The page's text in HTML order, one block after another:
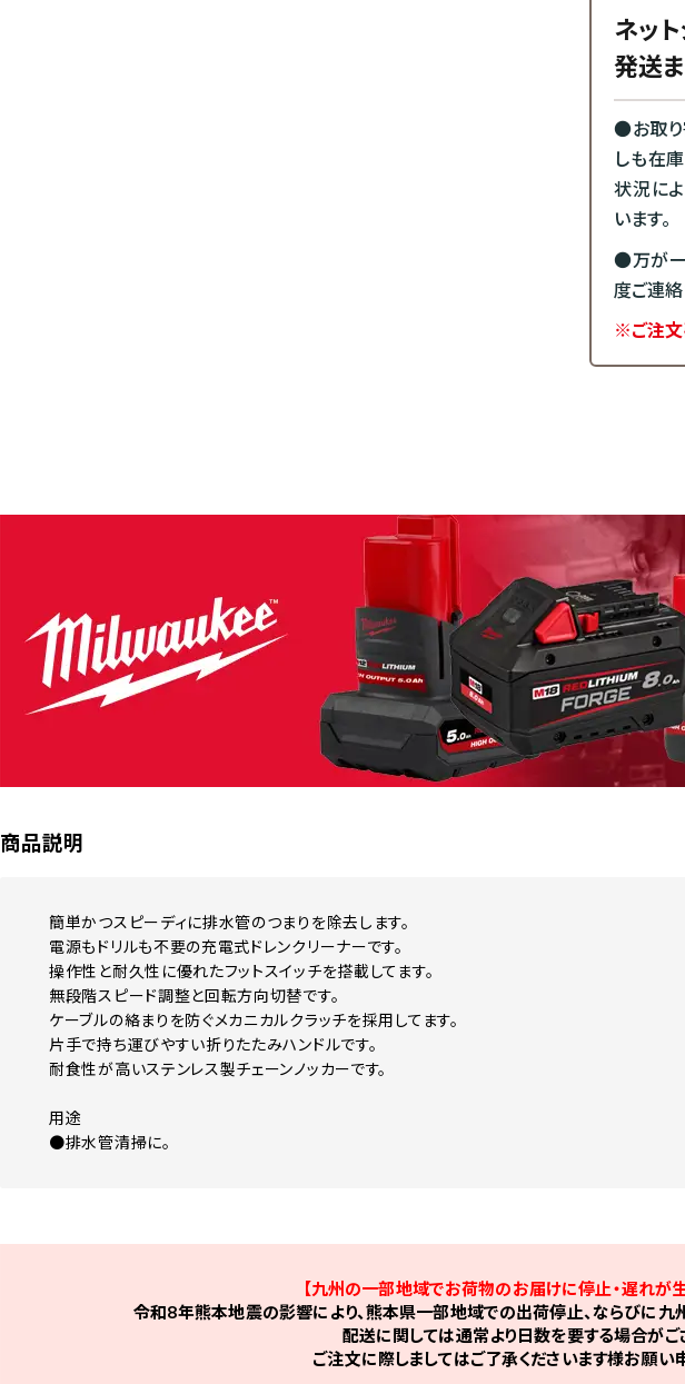
ネッ
発送
●お取り
しも在
状況に
います。
●万が一
度ご連絡
※ご注文
商品説明
簡単かつスピーディに排水管のつまりを除去します。
電源もドリルも不要の充電式ドレンクリーナーです。
操作性と耐久性に優れたフットスイッチを搭載してます。
無段階スピード調整と回転方向切替です。
ケーブルの絡まりを防ぐメカニカルクラッチを採用してます。
片手で持ち運びやすい折りたたみハンドルです。
耐食性が高いステンレス製チェーンノッカーです。
用途
●排水管清掃に。
【九州の一部地域でお荷物のお届けに停止・遅れが生
令和8年熊本地震の影響により、熊本県一部地域での出荷停止、ならびに九
配送に関しては通常より日数を要する場合がご
ご注文に際しましてはご了承くださいます様お願い